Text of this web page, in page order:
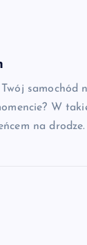
samochód
W
na